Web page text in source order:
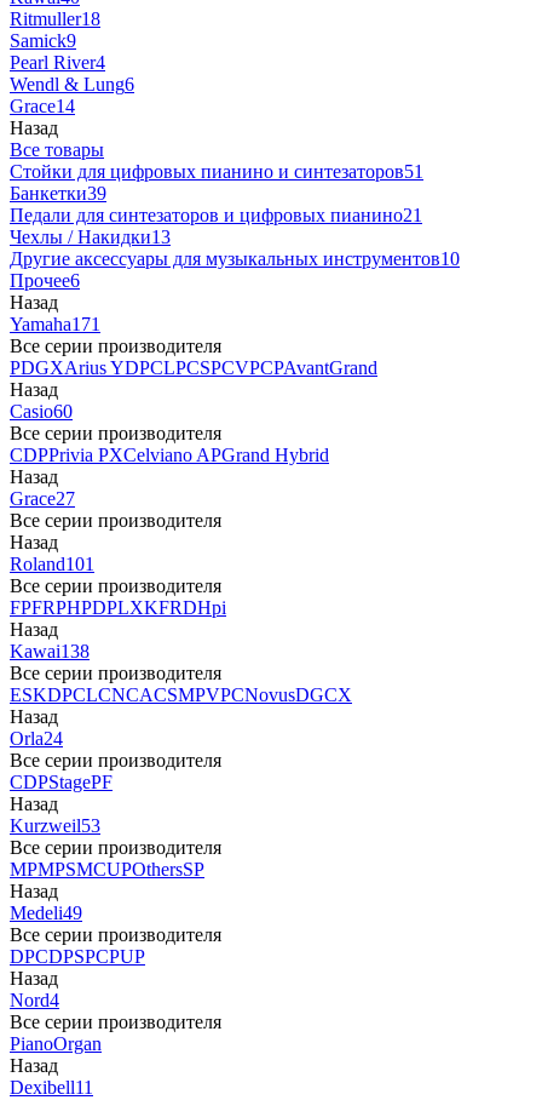
Ritmuller18
Samick9
Pearl River4
Wendl & Lung6
Grace14
Назад
Все товары
Стойки для цифровых пианино и синтезаторов51
Банкетки39
Педали для синтезаторов и цифровых пианино21
Чехлы / Накидки13
Другие аксессуары для музыкальных инструментов10
Прочее6
Назад
Yamaha171
Все серии производителя
PDGXArius YDPCLPCSPCVPCPAvantGrand
Назад
Casio60
Все серии производителя
CDPPrivia PXCelviano APGrand Hybrid
Назад
Grace27
Все серии производителя
Назад
Roland101
Все серии производителя
FPFRPHPDPLXKFRDHpi
Назад
Kawai138
Все серии производителя
ESKDPCLCNCACSMPVPCNovusDGCX
Назад
Orla24
Все серии производителя
CDPStagePF
Назад
Kurzweil53
Все серии производителя
MPMPSMCUPOthersSP
Назад
Medeli49
Все серии производителя
DPCDPSPCPUP
Назад
Nord4
Все серии производителя
PianoOrgan
Назад
Dexibell11